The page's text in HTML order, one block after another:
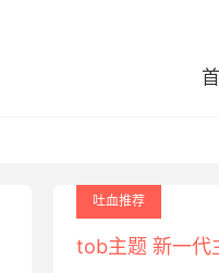
吐血推荐
tob主题 新一代